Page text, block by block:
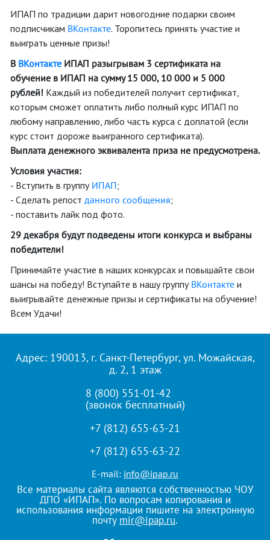
ИПАП по традиции дарит новогодние подарки своим
подписчикам ВКонтакте. Торопитесь принять участие и
выиграть ценные призы!
В ВКонтакте ИПАП разыгрывам 3 сертификата на
обучение в ИПАП на сумму 15 000, 10 000 и 5 000
рублей! Каждый из победителей получит сертификат,
которым сможет оплатить либо полный курс ИПАП по
любому направлению, либо часть курса с доплатой (если
курс стоит дороже выигранного сертификата).
Выплата денежного эквивалента приза не предусмотрена.
Условия участия:
- Вступить в группу ИПАП;
- Сделать репост данного сообщения;
- поставить лайк под фото.
29 декабря будут подведены итоги конкурса и выбраны
победители!
Принимайте участие в наших конкурсах и повышайте свои
шансы на победу! Вступайте в нашу группу ВКонтакте и
выигрывайте денежные призы и сертификаты на обучение!
Всем Удачи!
Адрес: 190013, г. Санкт-Петербург, ул. Можайская,
д. 2, 1 этаж
8 (800) 551-01-42
(звонок бесплатный)
+7 (812) 655-63-21
+7 (812) 655-63-22
E-mail: info@ipap.ru
Все материалы сайта являются собственностью ЧОУ
ДПО «ИПАП». По вопросам копирования и
использования информации пишите на электронную
почту mir@ipap.ru.